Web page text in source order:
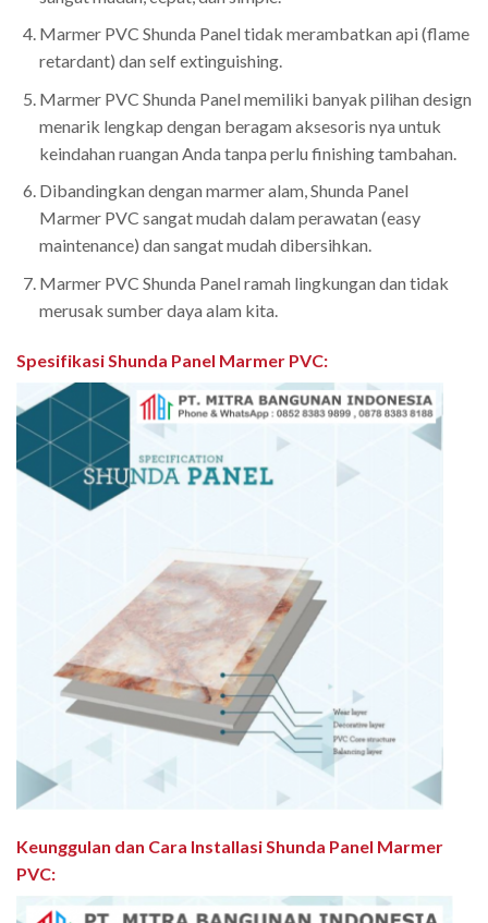
Marmer PVC Shunda Panel tidak merambatkan api (flame
retardant) dan self extinguishing.
Marmer PVC Shunda Panel memiliki banyak pilihan design
menarik lengkap dengan beragam aksesoris nya untuk
keindahan ruangan Anda tanpa perlu finishing tambahan.
Dibandingkan dengan marmer alam, Shunda Panel
Marmer PVC sangat mudah dalam perawatan (easy
maintenance) dan sangat mudah dibersihkan.
Marmer PVC Shunda Panel ramah lingkungan dan tidak
merusak sumber daya alam kita.
Spesifikasi Shunda Panel Marmer PVC:
Keunggulan dan Cara Installasi Shunda Panel Marmer
PVC: